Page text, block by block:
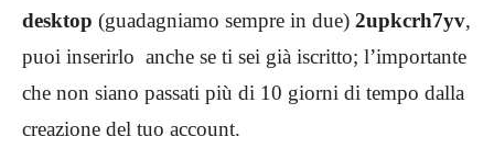
desktop (guadagniamo sempre in due) 2upkcrh7yv,
puoi inserirlo anche se ti sei già iscritto; l’importante
che non siano passati più di 10 giorni di tempo dalla
creazione del tuo account.